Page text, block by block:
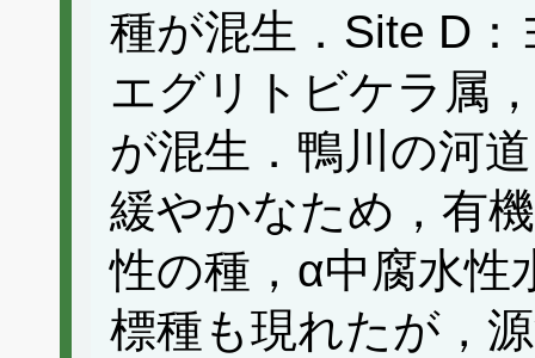
種が混生．Site D
エグリトビケラ属
が混生．鴨川の河
緩やかなため，有
性の種，α中腐水性
標種も現れたが，